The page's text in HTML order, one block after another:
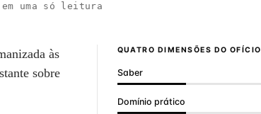
uma só leitura
às
sobre
QUATRO DIMENSÕES DO OFÍCIO
Saber
Domínio prático